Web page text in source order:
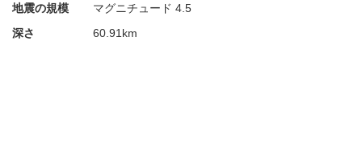
地震の規模
マグニチュード 4.5
深さ
60.91km